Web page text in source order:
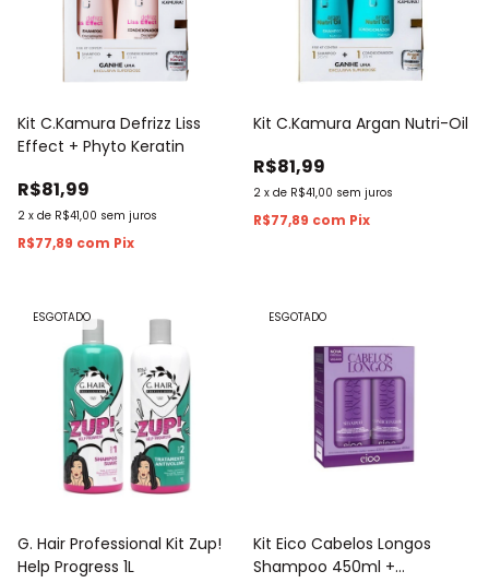
Kit C.Kamura Defrizz Liss
Effect + Phyto Keratin
R$81,99
2 x de R$41,00 sem juros
R$77,89 com Pix
Kit C.Kamura Argan Nutri-Oil
R$81,99
2 x de R$41,00 sem juros
R$77,89 com Pix
ESGOTADO
G. Hair Professional Kit Zup!
Help Progress 1L
ESGOTADO
Kit Eico Cabelos Longos
Shampoo 450ml +